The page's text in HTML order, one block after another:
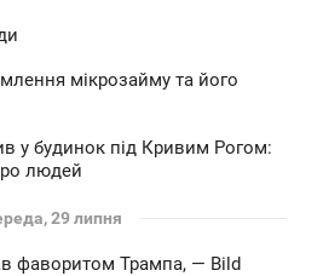
мікрозайму та його
у будинок під Кривим Рогом:
людей
29 липня
фаворитом Трампа, — Bild